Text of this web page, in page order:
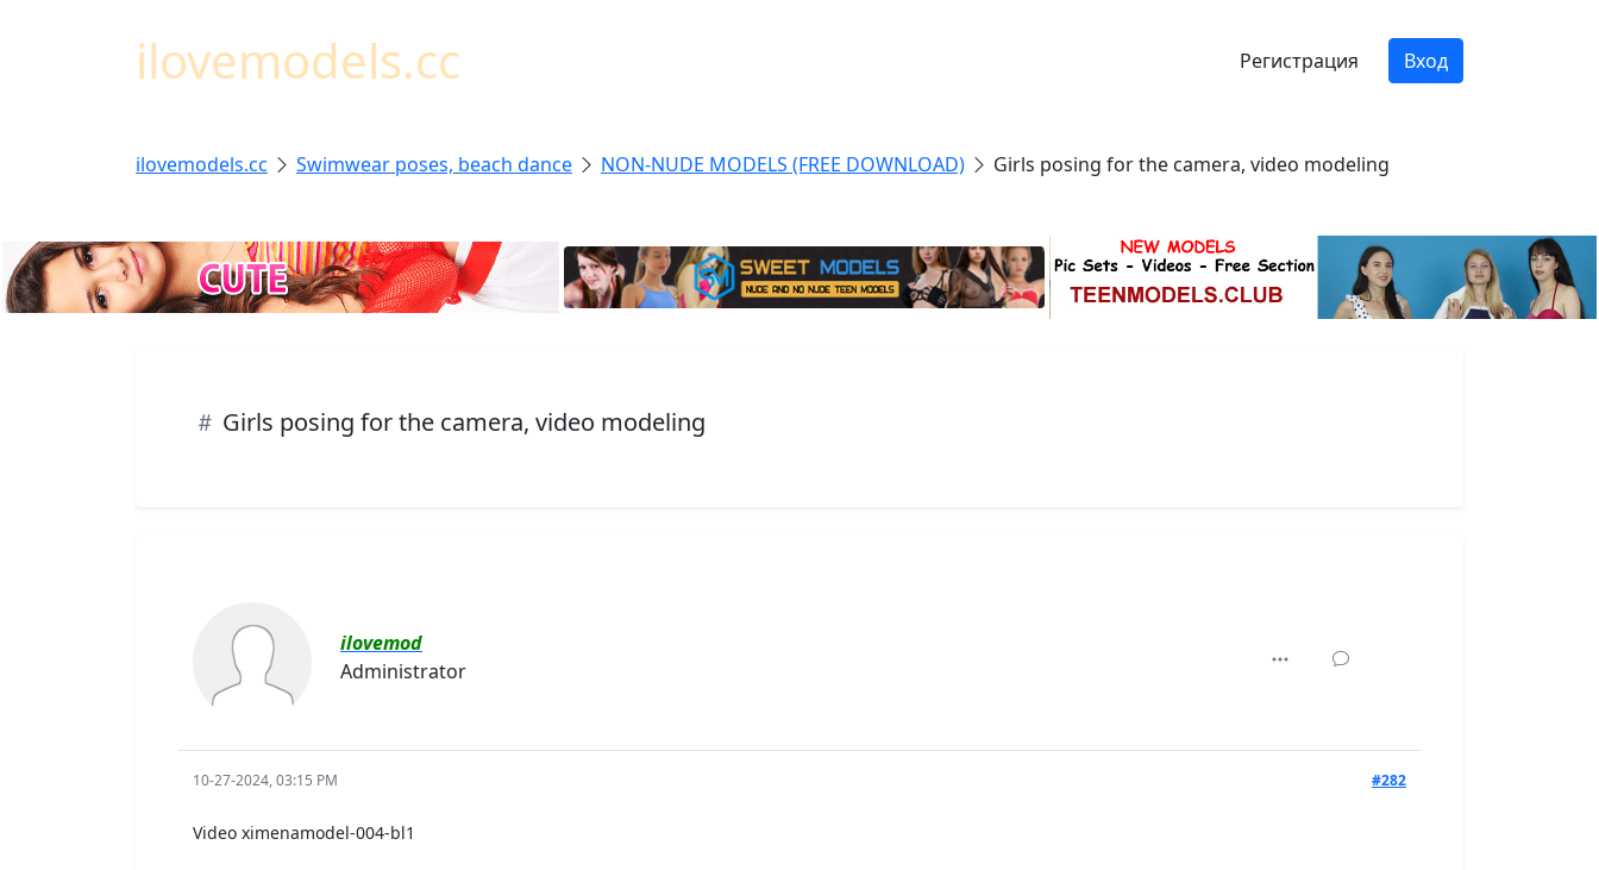
ilovemodels.cc Регистрация Вход
ilovemodels.cc Swimwear poses, beach dance NON-NUDE MODELS (FREE DOWNLOAD) Girls posing for the camera, video modeling
Girls posing for the camera, video modeling
ilovemod
Administrator
10-27-2024, 03:15 PM #282
Video ximenamodel-004-bl1